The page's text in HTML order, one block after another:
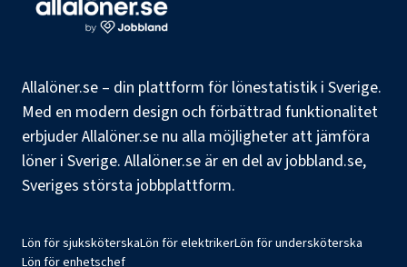
Allalöner.se – din plattform för lönestatistik i Sverige.
Med en modern design och förbättrad funktionalitet
erbjuder Allalöner.se nu alla möjligheter att jämföra
löner i Sverige. Allalöner.se är en del av jobbland.se,
Sveriges största jobbplattform.
Lön för sjuksköterskaLön för elektrikerLön för undersköterska
Lön för enhetschef